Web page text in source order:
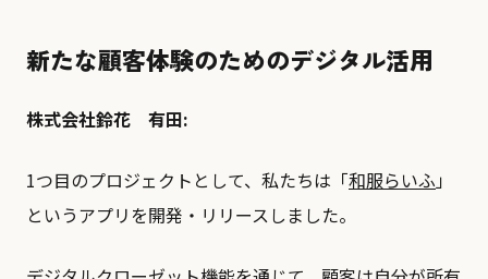
新たな顧客体験のためのデジタル活用
株式会社鈴花 有田:
1つ目のプロジェクトとして、私たちは「和服らいふ」
というアプリを開発・リリースしました。